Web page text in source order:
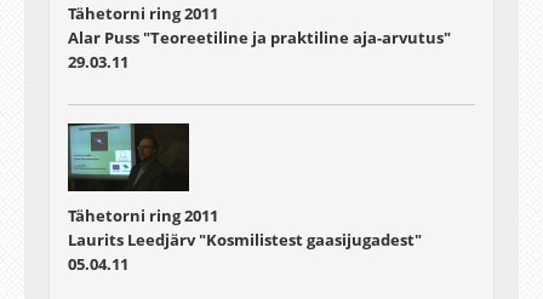
Tähetorni ring 2011
Alar Puss "Teoreetiline ja praktiline aja-arvutus"
29.03.11
Tähetorni ring 2011
Laurits Leedjärv "Kosmilistest gaasijugadest"
05.04.11